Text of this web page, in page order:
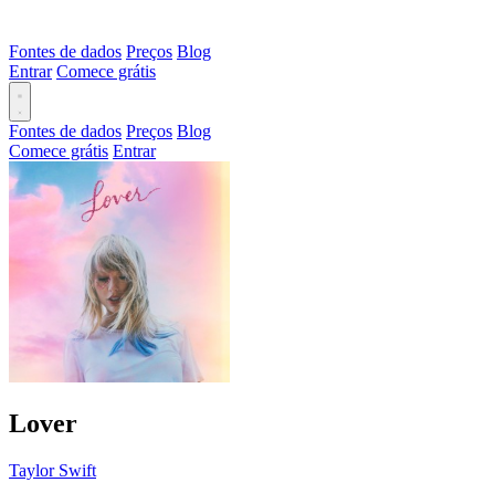
Fontes de dados Preços Blog
Entrar Comece grátis
Fontes de dados Preços Blog
Comece grátis Entrar
Lover
Taylor Swift